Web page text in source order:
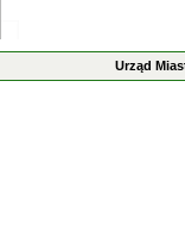
Urząd